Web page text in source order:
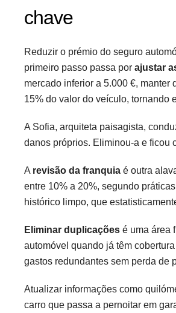
chave
Reduzir o prémio do seguro
primeiro passo passa por ajustar
mercado inferior a 5.000 €,
15% do valor do veículo, tornando
A Sofia, arquiteta paisagista,
danos próprios. Eliminou-a e ficou
A revisão da franquia é outra
entre 10% a 20%, segundo
histórico limpo, que
Eliminar duplicações é uma área
automóvel quando já têm
gastos redundantes sem perda de
Atualizar informações como
carro que passa a pernoitar em